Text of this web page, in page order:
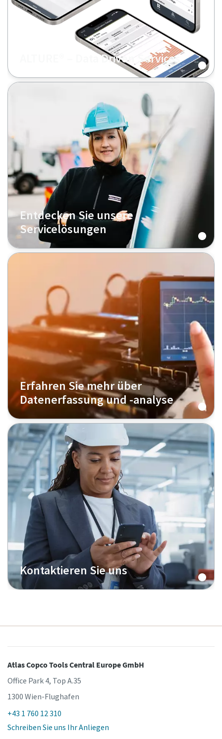
ALTURE® – Data Driven Services
Entdecken Sie unsere
Servicelösungen
Erfahren Sie mehr über
Datenerfassung und -analyse
Kontaktieren Sie uns
Atlas Copco Tools Central Europe GmbH
Office Park 4, Top A.35
1300 Wien-Flughafen
+43 1 760 12 310
Schreiben Sie uns Ihr Anliegen